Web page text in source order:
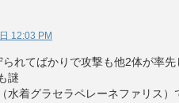
12:03 PM
れてばかりで攻撃も他2体が率先
謎
水着グラセラペレーネファリス